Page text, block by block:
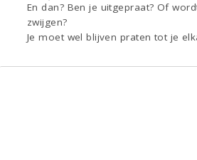
En dan? Ben je uitgepraat? Of
zwijgen?
Je moet wel blijven praten tot je